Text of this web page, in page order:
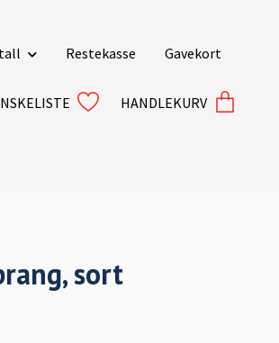
Restekasse Gavekort
HANDLEKURV
sort